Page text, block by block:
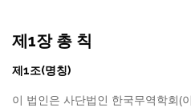
제1장 총 칙
제1조(명칭)
이 법인은 사단법인 한국무역학회(